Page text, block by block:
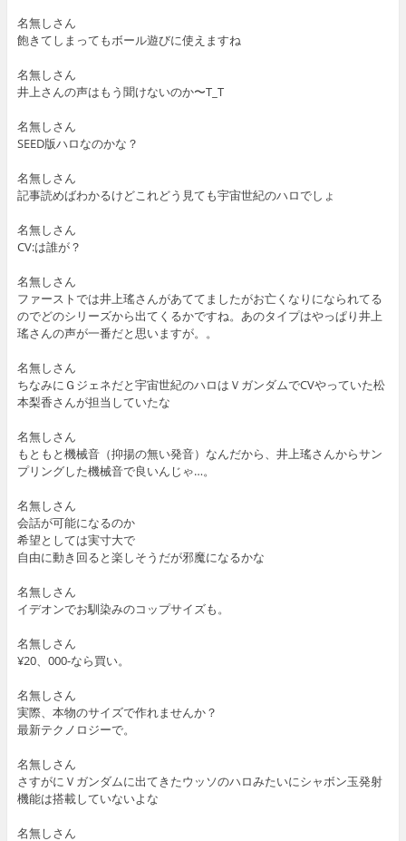
名無しさん
飽きてしまってもボール遊びに使えますね
名無しさん
井上さんの声はもう聞けないのか〜T_T
名無しさん
SEED版ハロなのかな？
名無しさん
記事読めばわかるけどこれどう見ても宇宙世紀のハロでしょ
名無しさん
CV:は誰が？
名無しさん
ファーストでは井上瑤さんがあててましたがお亡くなりになられてる
のでどのシリーズから出てくるかですね。あのタイプはやっぱり井上
瑤さんの声が一番だと思いますが。。
名無しさん
ちなみにＧジェネだと宇宙世紀のハロはＶガンダムでCVやっていた松
本梨香さんが担当していたな
名無しさん
もともと機械音（抑揚の無い発音）なんだから、井上瑤さんからサン
プリングした機械音で良いんじゃ…。
名無しさん
会話が可能になるのか
希望としては実寸大で
自由に動き回ると楽しそうだが邪魔になるかな
名無しさん
イデオンでお馴染みのコップサイズも。
名無しさん
¥20、000-なら買い。
名無しさん
実際、本物のサイズで作れませんか？
最新テクノロジーで。
名無しさん
さすがにＶガンダムに出てきたウッソのハロみたいにシャボン玉発射
機能は搭載していないよな
名無しさん